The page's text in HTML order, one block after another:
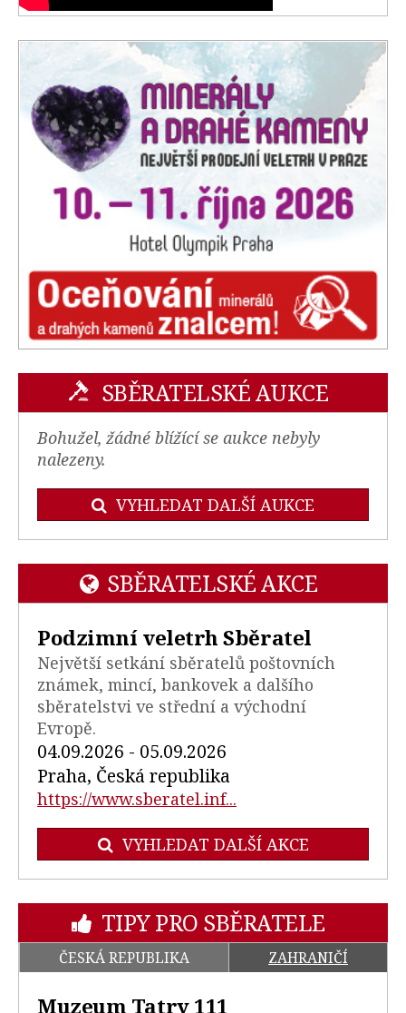
SBĚRATELSKÉ AUKCE
Bohužel, žádné blížící se aukce nebyly
nalezeny.
VYHLEDAT DALŠÍ AUKCE
SBĚRATELSKÉ AKCE
Podzimní veletrh Sběratel
Největší setkání sběratelů poštovních
známek, mincí, bankovek a dalšího
sběratelstvi ve střední a východní
Evropě.
04.09.2026 - 05.09.2026
Praha, Česká republika
https://www.sberatel.inf...
VYHLEDAT DALŠÍ AKCE
TIPY PRO SBĚRATELE
ČESKÁ REPUBLIKA ZAHRANIČÍ
Muzeum Tatry 111